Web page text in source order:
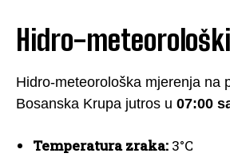
Hidro-
Hidro-meteorološka mjerenja na
Bosanska Krupa jutros u 07:00
Temperatura zraka: 3°C